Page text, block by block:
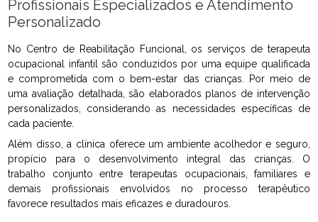
Profissionais Especializados e Atendimento
Personalizado
No Centro de Reabilitação Funcional, os serviços de terapeuta
ocupacional infantil são conduzidos por uma equipe qualificada
e comprometida com o bem-estar das crianças. Por meio de
uma avaliação detalhada, são elaborados planos de intervenção
personalizados, considerando as necessidades específicas de
cada paciente.
Além disso, a clínica oferece um ambiente acolhedor e seguro,
propício para o desenvolvimento integral das crianças. O
trabalho conjunto entre terapeutas ocupacionais, familiares e
demais profissionais envolvidos no processo terapêutico
favorece resultados mais eficazes e duradouros.